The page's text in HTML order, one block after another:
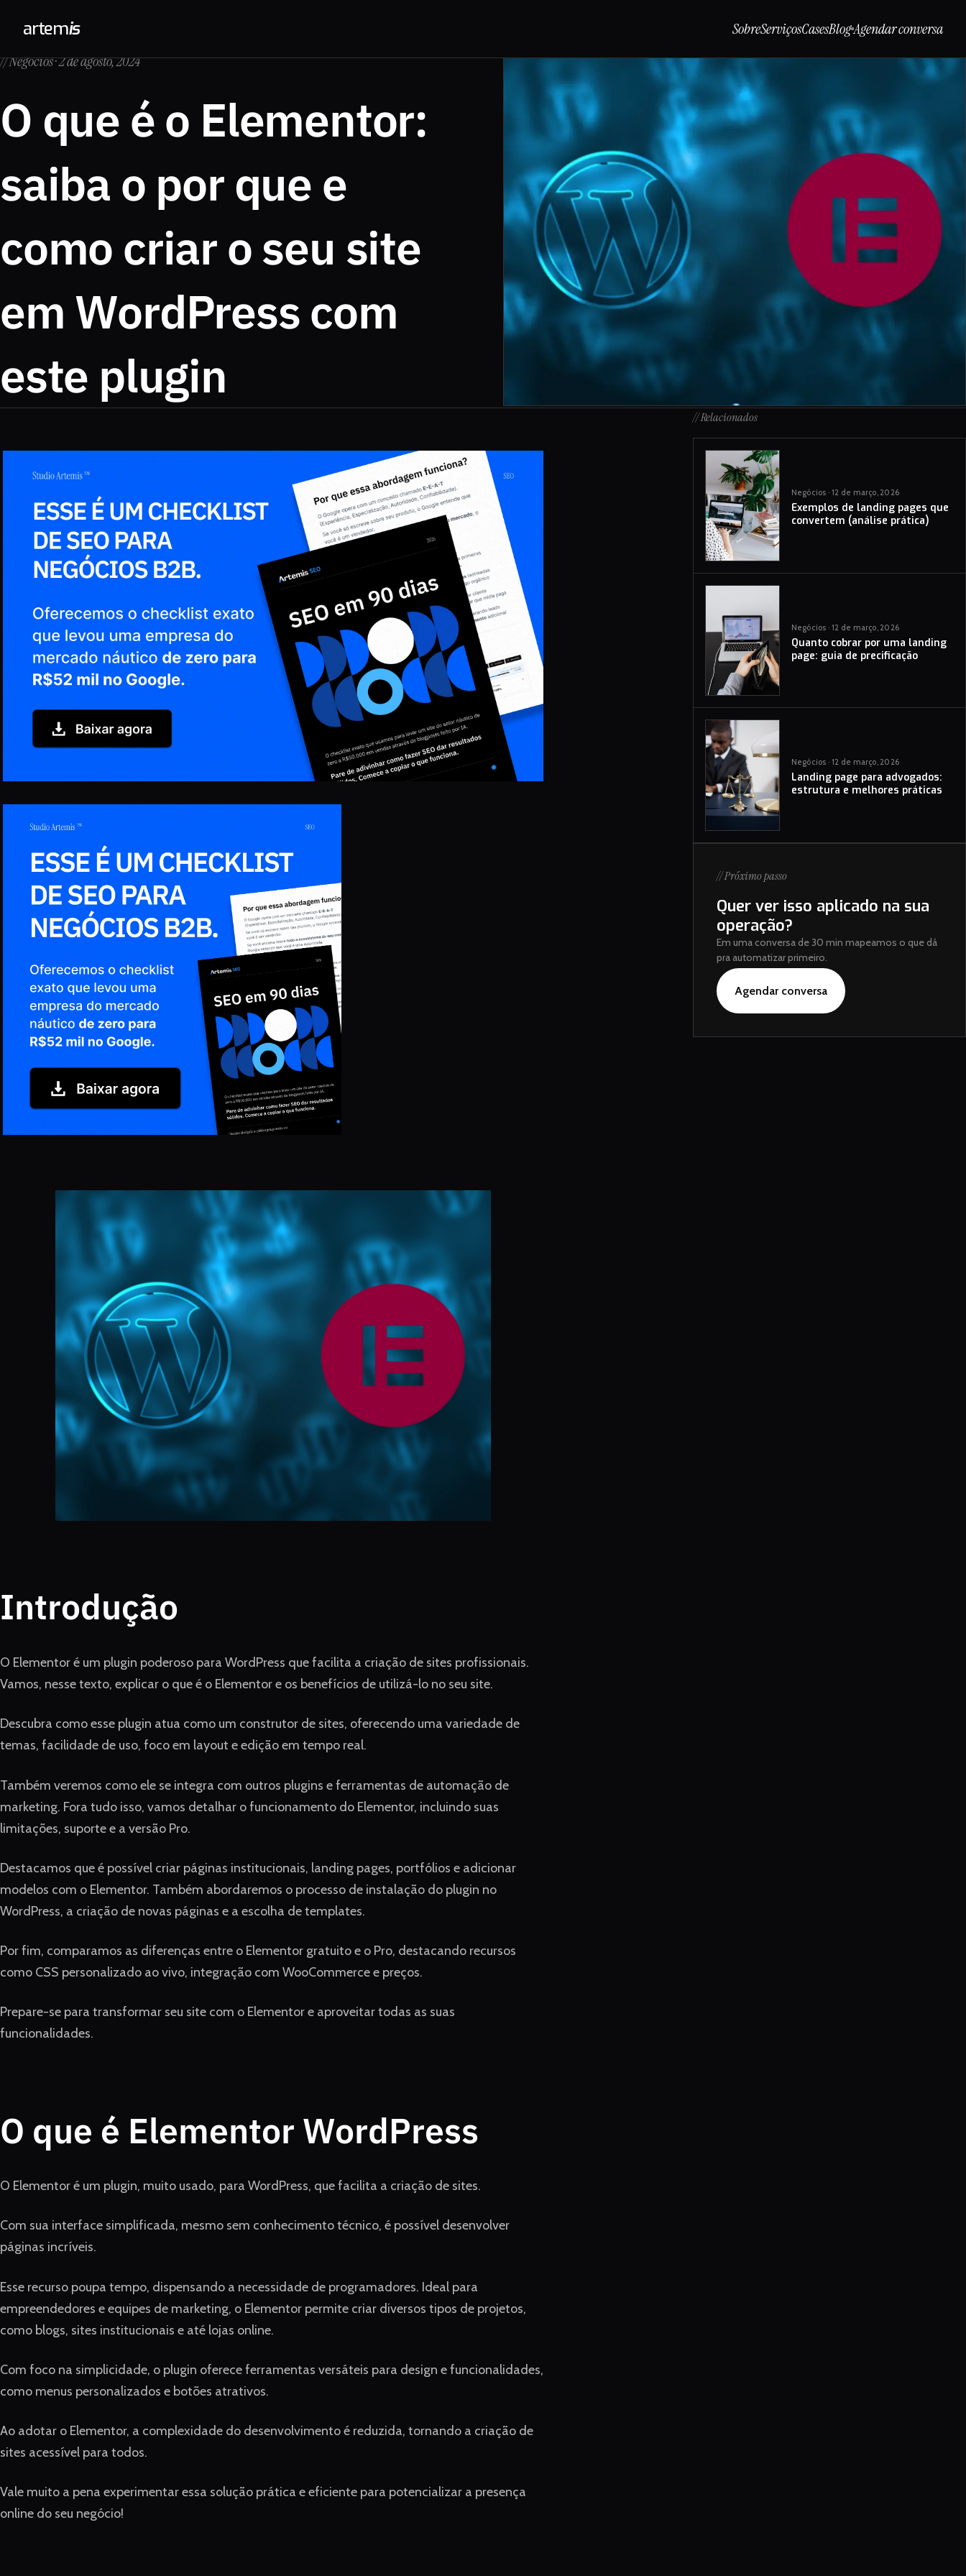
artemis SobreServiçosCasesBlogAgendar conversa
// Negócios · 2 de agosto, 2024
O que é o Elementor:
saiba o por que e
como criar o seu site
em WordPress com
este plugin
Introdução
O Elementor é um plugin poderoso para WordPress que facilita a criação de sites profissionais.
Vamos, nesse texto, explicar o que é o Elementor e os benefícios de utilizá-lo no seu site.
Descubra como esse plugin atua como um construtor de sites, oferecendo uma variedade de
temas, facilidade de uso, foco em layout e edição em tempo real.
Também veremos como ele se integra com outros plugins e ferramentas de automação de
marketing. Fora tudo isso, vamos detalhar o funcionamento do Elementor, incluindo suas
limitações, suporte e a versão Pro.
Destacamos que é possível criar páginas institucionais, landing pages, portfólios e adicionar
modelos com o Elementor. Também abordaremos o processo de instalação do plugin no
WordPress, a criação de novas páginas e a escolha de templates.
Por fim, comparamos as diferenças entre o Elementor gratuito e o Pro, destacando recursos
como CSS personalizado ao vivo, integração com WooCommerce e preços.
Prepare-se para transformar seu site com o Elementor e aproveitar todas as suas
funcionalidades.
O que é Elementor WordPress
O Elementor é um plugin, muito usado, para WordPress, que facilita a criação de sites.
Com sua interface simplificada, mesmo sem conhecimento técnico, é possível desenvolver
páginas incríveis.
Esse recurso poupa tempo, dispensando a necessidade de programadores. Ideal para
empreendedores e equipes de marketing, o Elementor permite criar diversos tipos de projetos,
como blogs, sites institucionais e até lojas online.
Com foco na simplicidade, o plugin oferece ferramentas versáteis para design e funcionalidades,
como menus personalizados e botões atrativos.
Ao adotar o Elementor, a complexidade do desenvolvimento é reduzida, tornando a criação de
sites acessível para todos.
Vale muito a pena experimentar essa solução prática e eficiente para potencializar a presença
online do seu negócio!
// Relacionados
Negócios · 12 de março, 2026
Exemplos de landing pages que
convertem (análise prática)
Negócios · 12 de março, 2026
Quanto cobrar por uma landing
page: guia de precificação
Negócios · 12 de março, 2026
Landing page para advogados:
estrutura e melhores práticas
// Próximo passo
Quer ver isso aplicado na sua
operação?
Em uma conversa de 30 min mapeamos o que dá
pra automatizar primeiro.
Agendar conversa